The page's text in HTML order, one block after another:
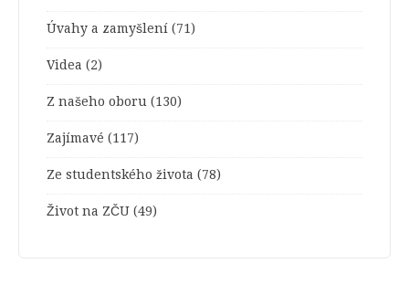
Úvahy a zamyšlení (71)
Videa (2)
Z našeho oboru (130)
Zajímavé (117)
Ze studentského života (78)
Život na ZČU (49)